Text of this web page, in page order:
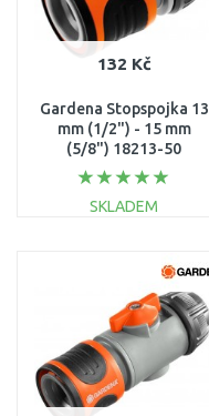
132 Kč
Gardena Stopspojka 13
mm (1/2") - 15 mm
(5/8") 18213-50
SKLADEM
Porovnat